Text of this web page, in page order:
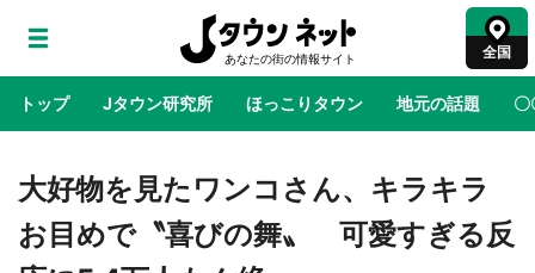
全国
トップ Jタウン研究所 ほっこりタウン 地元の話題 〇
地域×二次元 絶景 あの時はありがとう 物語がはじ
鳥取・境港「ゲゲゲの妖怪楽園」限定だった鬼
大好物を見たワンコさん、キラキラ
お目めで〝喜びの舞〟 可愛すぎる反